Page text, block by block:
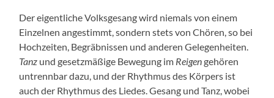
Der eigentliche Volksgesang wird niemals von einem
Einzelnen angestimmt, sondern stets von Chören, so bei
Hochzeiten, Begräbnissen und anderen Gelegenheiten.
Tanz und gesetzmäßige Bewegung im Reigengehören
untrennbar dazu, und der Rhythmus des Körpers ist
auch der Rhythmus des Liedes. Gesang und Tanz, wobei